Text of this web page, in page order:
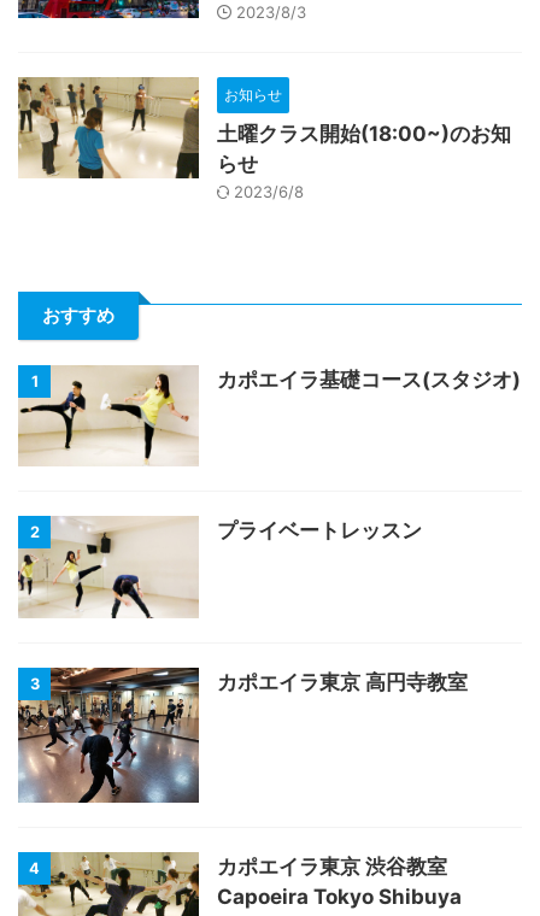
2023/8/3
お知らせ
土曜クラス開始(18:00~)のお知
らせ
2023/6/8
おすすめ
1 カポエイラ基礎コース(スタジオ)
2 プライベートレッスン
3 カポエイラ東京 高円寺教室
4
カポエイラ東京 渋谷教室
Capoeira Tokyo Shibuya